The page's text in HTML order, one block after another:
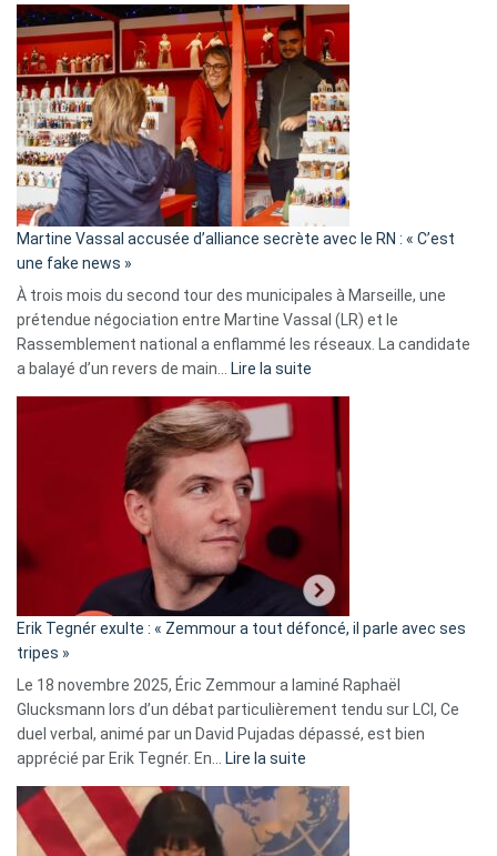
Algérie
Martine Vassal accusée d’alliance secrète avec le RN : « C’est
une fake news »
À trois mois du second tour des municipales à Marseille, une
prétendue négociation entre Martine Vassal (LR) et le
Rassemblement national a enflammé les réseaux. La candidate
a balayé d’un revers de main…
Lire la suite
d’alliance
secrète
«
C’est
fake
news
»
Erik Tegnér exulte : « Zemmour a tout défoncé, il parle avec ses
tripes »
Le 18 novembre 2025, Éric Zemmour a laminé Raphaël
Glucksmann lors d’un débat particulièrement tendu sur LCI, Ce
duel verbal, animé par un David Pujadas dépassé, est bien
apprécié par Erik Tegnér. En…
Lire la suite
Tegnér
exulte